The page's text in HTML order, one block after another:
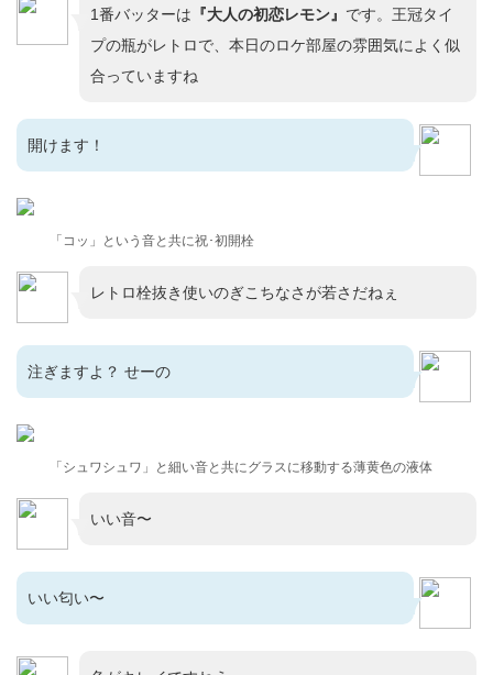
1番バッターは 『大人の初恋レモン』 です。王冠タイ
プの瓶がレトロで、本日のロケ部屋の雰囲気によく似
合っていますね
開けます！
「コッ」という音と共に祝･初開栓
レトロ栓抜き使いのぎこちなさが若さだねぇ
注ぎますよ？ せーの
「シュワシュワ」と細い音と共にグラスに移動する薄黄色の液体
いい音〜
いい匂い〜